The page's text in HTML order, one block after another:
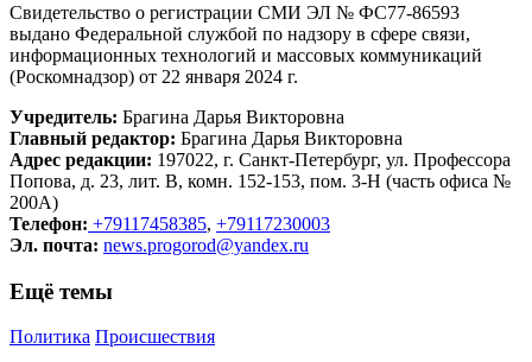
Свидетельство о регистрации СМИ ЭЛ № ФС77-86593
выдано Федеральной службой по надзору в сфере связи,
информационных технологий и массовых коммуникаций
(Роскомнадзор) от 22 января 2024 г.
Учредитель: Брагина Дарья Викторовна
Главный редактор: Брагина Дарья Викторовна
Адрес редакции: 197022, г. Санкт-Петербург, ул. Профессора
Попова, д. 23, лит. В, комн. 152-153, пом. 3-Н (часть офиса №
200А)
Телефон: +79117458385, +79117230003
Эл. почта: news.progorod@yandex.ru
Ещё темы
Политика Происшествия